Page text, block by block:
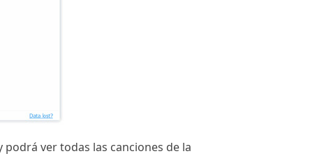
ver todas las canciones de la